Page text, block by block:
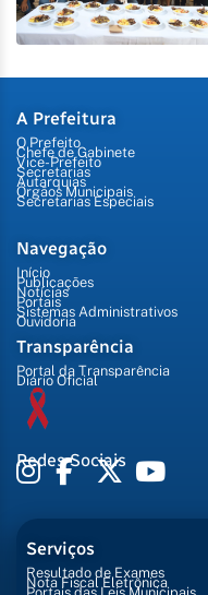
A Prefeitura
O Prefeito
Chefe de Gabinete
Vice-Prefeito
Secretarias
Autarquias
Órgãos Municipais
Secretarias Especiais
Navegação
Início
Publicações
Notícias
Portais
Sistemas Administrativos
Ouvidoria
Transparência
Portal da Transparência
Diário Oficial
Redes Sociais
Serviços
Resultado de Exames
Nota Fiscal Eletrônica